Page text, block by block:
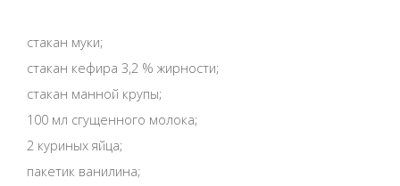
стакан муки;
стакан кефира 3,2 % жирности;
стакан манной крупы;
100 мл сгущенного молока;
2 куриных яйца;
пакетик ванилина;